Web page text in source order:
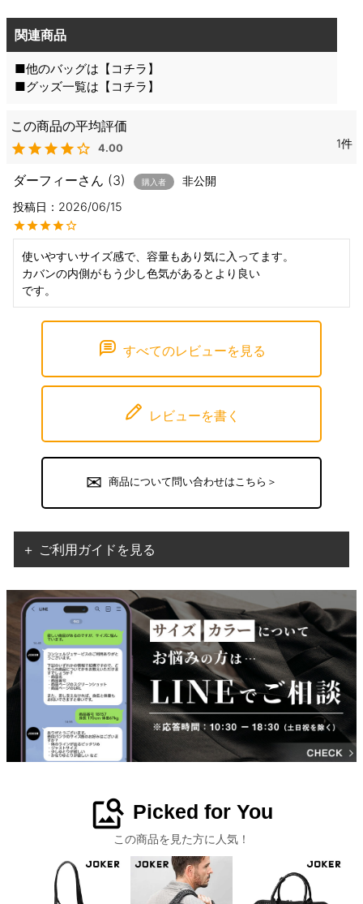
関連商品
■他のバッグは【 コチラ 】
■グッズ一覧は【 コチラ 】
4.00 1
ダーフィー 3 購入者
非公開
投稿日
2026/06/15
使いやすいサイズ感で、容量もあり気に入ってます。
カバンの内側がもう少し色気があるとより良い
です。
すべてのレビューを見る
レビューを書く
商品について問い合わせはこちら＞
＋ ご利用ガイドを見る
image_search Picked for You
この商品を見た方に人気！